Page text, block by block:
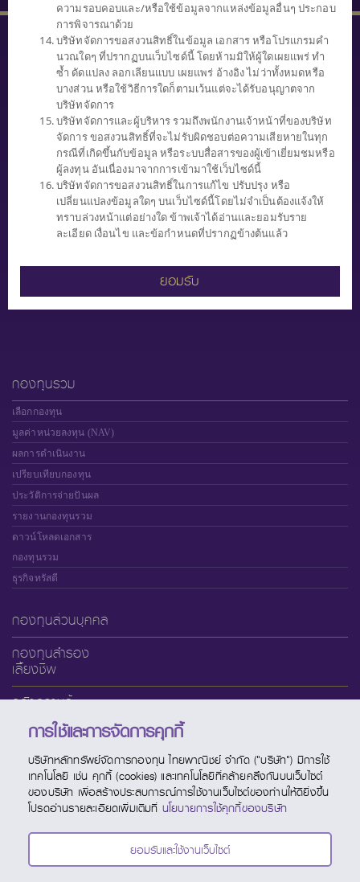
ความรอบคอบและ/หรือใช้ข้อมูลจากแหล่งข้อมูลอื่นๆ ประกอบ
การพิจารณาด้วย
บริษัทจัดการขอสงวนสิทธิ์ในข้อมูล เอกสาร หรือโปรแกรมคำ
นวณใดๆ ที่ปรากฏบนเว็บไซด์นี้ โดยห้ามมิให้ผู้ใดเผยแพร่ ทำ
ซ้ำ ดัดแปลง ลอกเลียนแบบ เผยแพร่ อ้างอิง ไม่ว่าทั้งหมดหรือ
บางส่วน หรือใช้วิธีการใดก็ตามเว้นแต่จะได้รับอนุญาตจาก
บริษัทจัดการ
บริษัทจัดการและผู้บริหาร รวมถึงพนักงานเจ้าหน้าที่ของบริษัท
จัดการ ขอสงวนสิทธิ์ที่จะไม่รับผิดชอบต่อความเสียหายในทุก
กรณีที่เกิดขึ้นกับข้อมูล หรือระบบสื่อสารของผู้เข้าเยี่ยมชมหรือ
ผู้ลงทุน อันเนื่องมาจากการเข้ามาใช้เว็บไซด์นี้
บริษัทจัดการขอสงวนสิทธิ์ในการแก้ไข ปรับปรุง หรือ
เปลี่ยนแปลงข้อมูลใดๆ บนเว็บไซด์นี้โดยไม่จำเป็นต้องแจ้งให้
ทราบล่วงหน้าแต่อย่างใด ข้าพเจ้าได้อ่านและยอมรับราย
ละเอียด เงื่อนไข และข้อกำหนดที่ปรากฏข้างต้นแล้ว
ยอมรับ
SCBAM
Client Relations
0 2777 7777
หรือ
0 2949 1500
ทุกวันทำการ (จันทร์ - ศุกร์)
เวลา 8.30 น. - 17.00 น.
"ผู้ลงทุนควรทำความเข้าใจ ลักษณะสินค้า เงื่อนไข ผลตอบแทน และความ
เสี่ยงก่อนตัดสินใจ"
กองทุนรวม
เลือกกองทุน
มูลค่าหน่วยลงทุน (NAV)
ผลการดำเนินงาน
เปรียบเทียบกองทุน
ประวัติการจ่ายปันผล
รายงานกองทุนรวม
ดาวน์โหลดเอกสาร
กองทุนรวม
ธุรกิจทรัสตี
กองทุนส่วนบุคคล
กองทุนสำรอง
เลี้ยงชีพ
คลังความรู้
เกี่ยวกับ SCBAM
บริการออนไลน์
ช่องทางบริการ
ปฏิทินกองทุน
ติดต่อ SCBAM
การใช้และการจัดการคุกกี้
บริษัทหลักทรัพย์จัดการกองทุน ไทยพาณิชย์ จำกัด ("บริษัท") มีการใช้
เทคโนโลยี เช่น คุกกี้ (cookies) และเทคโนโลยีที่คล้ายคลึงกันบนเว็บไซต์
ของบริษัท เพื่อสร้างประสบการณ์การใช้งานเว็บไซต์ของท่านให้ดียิ่งขึ้น
โปรดอ่านรายละเอียดเพิ่มเติมที่ นโยบายการใช้คุกกี้ของบริษัท
ยอมรับและใช้งานเว็บไซต์